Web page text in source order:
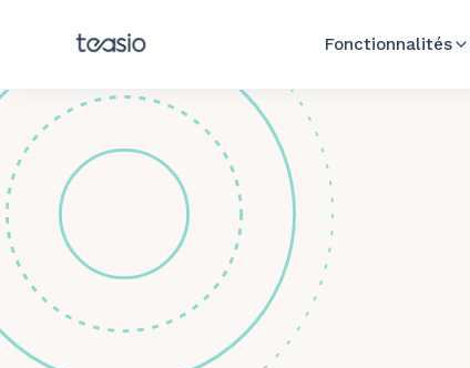
Fonctionnalités